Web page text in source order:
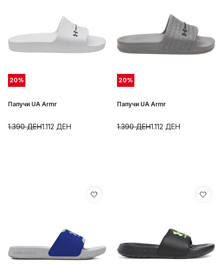
20%
Папучи UA Armr
1.112 ДЕН
1.390ДЕН
20%
Папучи UA Armr
1.112 ДЕН
1.390ДЕН